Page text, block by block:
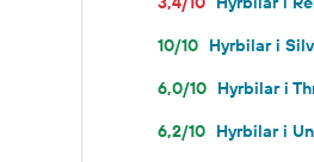
10/10 Hyrbilar i
6,0/10 Hyrbilar i
6,2/10 Hyrbilar i